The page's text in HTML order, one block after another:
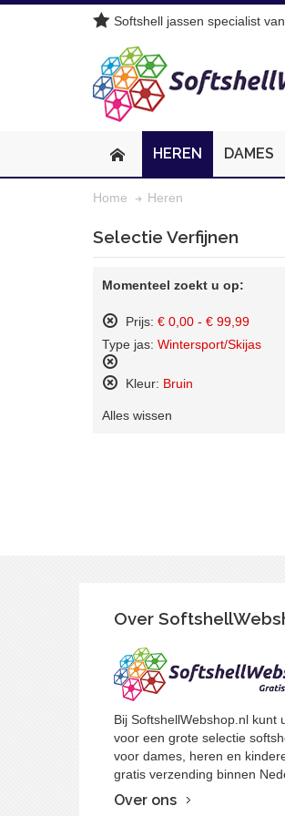
Softshell jassen specialist
HEREN DAMES
Home Heren
Selectie Verfijnen
Momenteel zoekt u op:
Prijs: € 0,00 - € 99,99
Dit
artikel
verwijderen
Type jas: Wintersport/Skijas
Dit
verwijderen
Kleur: Bruin
artikel
Alles wissen
Over
Bij SoftshellWebshop.nl kunt
voor een grote selectie
voor dames, heren en
gratis verzending binnen
Over ons